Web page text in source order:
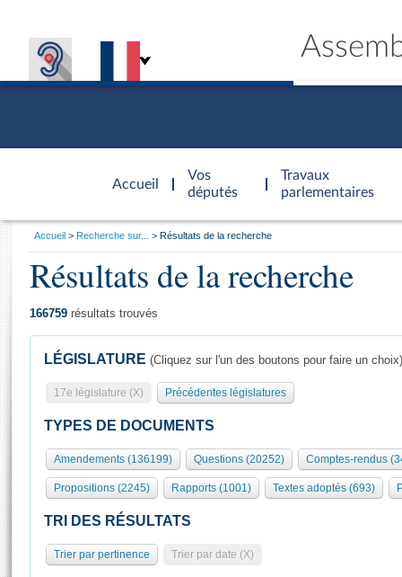
Accueil
d'accueil
Vos
députés
Travaux
parlementaires
Présidence
577 députés
Groupes politiques
Séance publique
Commissions et autres organes
Europe et International
Pétitions
Général
Rôle et pouvoirs de l'Assemblée
Organisation de l'Assemblée
Présidence Conférence des Présidents Bureau Collège des
Statistiques et chiffres clés
Visiter l'Assemblée
Visite virtuelle du palais Bourbon
Assister à une séance
Vous
Accueil Recherche sur... Résultats de la recherche
Résultats de la recherche
166759 résultats trouvés
LÉGISLATURE (Cliquez sur l'un des boutons pour faire un choix)
17e législature (X) Précédentes législatures
TYPES DE DOCUMENTS
Amendements (136199) Questions (20252) Comptes-rendus
Propositions (2245) Rapports (1001) Textes adoptés (693)
TRI DES RÉSULTATS
Trier par pertinence Trier par date (X)